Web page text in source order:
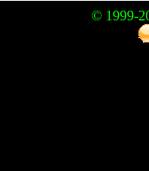
© 1999-